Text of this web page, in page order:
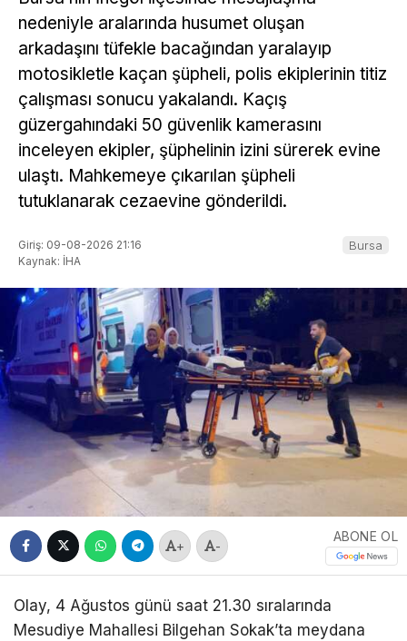
nedeniyle aralarında husumet oluşan
arkadaşını tüfekle bacağından yaralayıp
motosikletle kaçan şüpheli, polis ekiplerinin titiz
çalışması sonucu yakalandı. Kaçış
güzergahındaki 50 güvenlik kamerasını
inceleyen ekipler, şüphelinin izini sürerek evine
ulaştı. Mahkemeye çıkarılan şüpheli
tutuklanarak cezaevine gönderildi.
Giriş: 09-08-2026 21:16
Kaynak: İHA
Bursa
+ -
ABONE OL
Olay, 4 Ağustos günü saat 21.30 sıralarında
Mesudiye Mahallesi Bilgehan Sokak’ta meydana